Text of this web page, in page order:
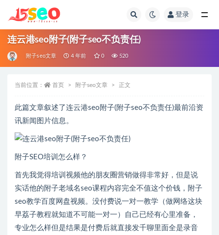
登录
连云港seo附子(附子seo不负责任)
附子seo文章 4 年前 0 520
当前位置： 首页 附子seo文章 正文
此篇文章叙述了连云港seo附子(附子seo不负责任)最前沿资
讯新闻图片信息。
附子SEO培训怎么样？
首先我觉得培训视频他的朋友圈营销做得非常好，但是说
实话他的附子老域名seo课程内容完全不值这个价钱，附子
seo教学百度网盘视频。没付费说一对一教学（做网络这块
早荔子教程就知道不可能一对一）自己已经有心里准备，
专业怎么样但是结果是付费后就直接发千聊里面全是录音